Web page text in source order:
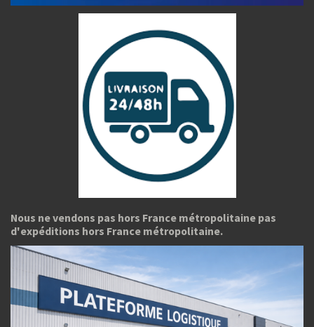
Nous ne vendons pas hors France métropolitaine pas
d'expéditions hors France métropolitaine.